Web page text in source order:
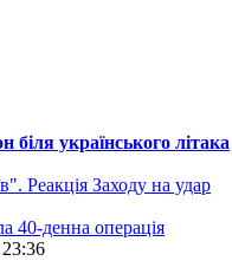
біля українського літака
Реакція Заходу на удар
40-денна операція